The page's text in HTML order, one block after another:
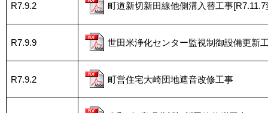
R7.9.2 町道新切新田線他側溝入替工事[R7.11.7
R7.9.9 世田米浄化センター監視制御設備更新
R7.9.2 町営住宅大崎団地遮音改修工事